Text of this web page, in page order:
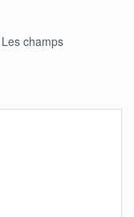
Les champs